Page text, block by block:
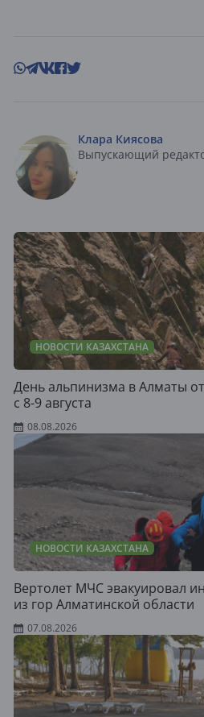
Клара Киясова
Выпускающий
НОВОСТИ КАЗАХСТАНА
День альпинизма в Алматы
с 8-9 августа
08.08.2026
НОВОСТИ КАЗАХСТАНА
Вертолет МЧС эвакуировал
из гор Алматинской области
07.08.2026